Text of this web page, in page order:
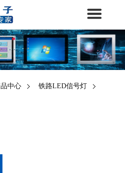
中心
铁路LED信号灯